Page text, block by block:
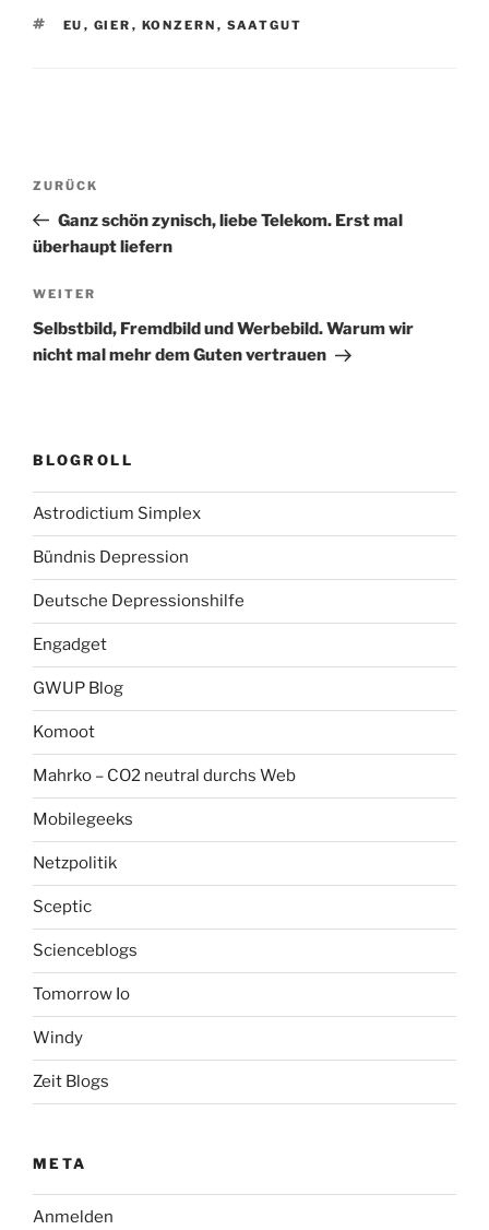
SCHLAGWÖRTER
EU , GIER , KONZERN , SAATGUT
Beitragsnavigation
Vorheriger
Beitrag
ZURÜCK
Ganz schön zynisch, liebe Telekom. Erst mal
überhaupt liefern
Nächster
Beitrag
WEITER
Selbstbild, Fremdbild und Werbebild. Warum wir
nicht mal mehr dem Guten vertrauen
BLOGROLL
Astrodictium Simplex
Bündnis Depression
Deutsche Depressionshilfe
Engadget
GWUP Blog
Komoot
Mahrko – CO2 neutral durchs Web
Mobilegeeks
Netzpolitik
Sceptic
Scienceblogs
Tomorrow Io
Windy
Zeit Blogs
META
Anmelden